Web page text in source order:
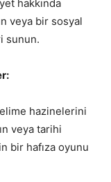
hakkında
veya bir sosyal
sunun.
hazinelerini
veya tarihi
bir hafıza oyunu